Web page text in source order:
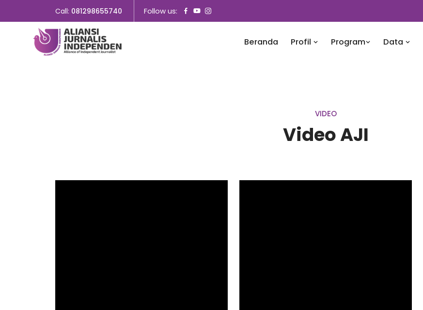
Call: 081298655740 Follow us:
Beranda Profil Program Data
VIDEO
Video AJI